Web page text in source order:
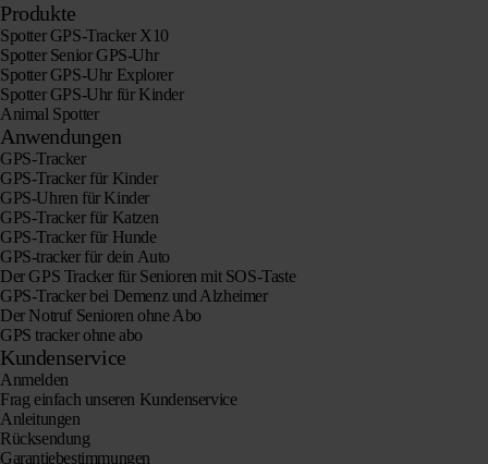
Produkte
Spotter GPS-Tracker X10
Spotter Senior GPS-Uhr
Spotter GPS-Uhr Explorer
Spotter GPS-Uhr für Kinder
Animal Spotter
Anwendungen
GPS-Tracker
GPS-Tracker für Kinder
GPS-Uhren für Kinder
GPS-Tracker für Katzen
GPS-Tracker für Hunde
GPS-tracker für dein Auto
Der GPS Tracker für Senioren mit SOS-Taste
GPS-Tracker bei Demenz und Alzheimer
Der Notruf Senioren ohne Abo
GPS tracker ohne abo
Kundenservice
Anmelden
Frag einfach unseren Kundenservice
Anleitungen
Rücksendung
Garantiebestimmungen